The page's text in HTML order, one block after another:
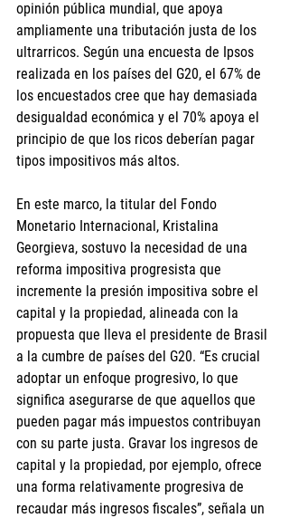
opinión pública mundial, que apoya
ampliamente una tributación justa de los
ultrarricos. Según una encuesta de Ipsos
realizada en los países del G20, el 67% de
los encuestados cree que hay demasiada
desigualdad económica y el 70% apoya el
principio de que los ricos deberían pagar
tipos impositivos más altos.
En este marco, la titular del Fondo
Monetario Internacional, Kristalina
Georgieva, sostuvo la necesidad de una
reforma impositiva progresista que
incremente la presión impositiva sobre el
capital y la propiedad, alineada con la
propuesta que lleva el presidente de Brasil
a la cumbre de países del G20. “Es crucial
adoptar un enfoque progresivo, lo que
significa asegurarse de que aquellos que
pueden pagar más impuestos contribuyan
con su parte justa. Gravar los ingresos de
capital y la propiedad, por ejemplo, ofrece
una forma relativamente progresiva de
recaudar más ingresos fiscales”, señala un